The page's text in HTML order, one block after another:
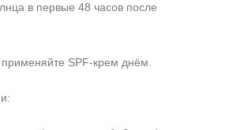
в первые 48 часов после
SPF-крем днём.